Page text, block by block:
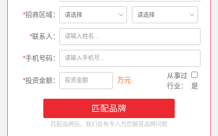
*招商区域：
*联系人：
*手机号码：
*投资金额： 万元
从事过
行业：
是
匹配品牌后，我们会有专人为您解答品牌问题